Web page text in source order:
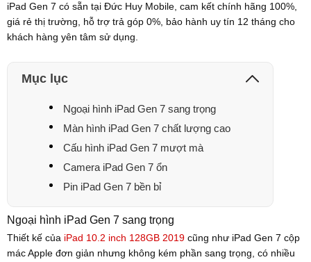
iPad Gen 7 có sẵn tại Đức Huy Mobile, cam kết chính hãng 100%,
giá rẻ thị trường, hỗ trợ trả góp 0%, bảo hành uy tín 12 tháng cho
khách hàng yên tâm sử dụng.
Mục lục
Ngoại hình iPad Gen 7 sang trọng
Màn hình iPad Gen 7 chất lượng cao
Cấu hình iPad Gen 7 mượt mà
Camera iPad Gen 7 ổn
Pin iPad Gen 7 bền bỉ
Ngoại hình iPad Gen 7 sang trọng
Thiết kế của iPad 10.2 inch 128GB 2019 cũng như iPad Gen 7 cộp
mác Apple đơn giản nhưng không kém phần sang trọng, có nhiều